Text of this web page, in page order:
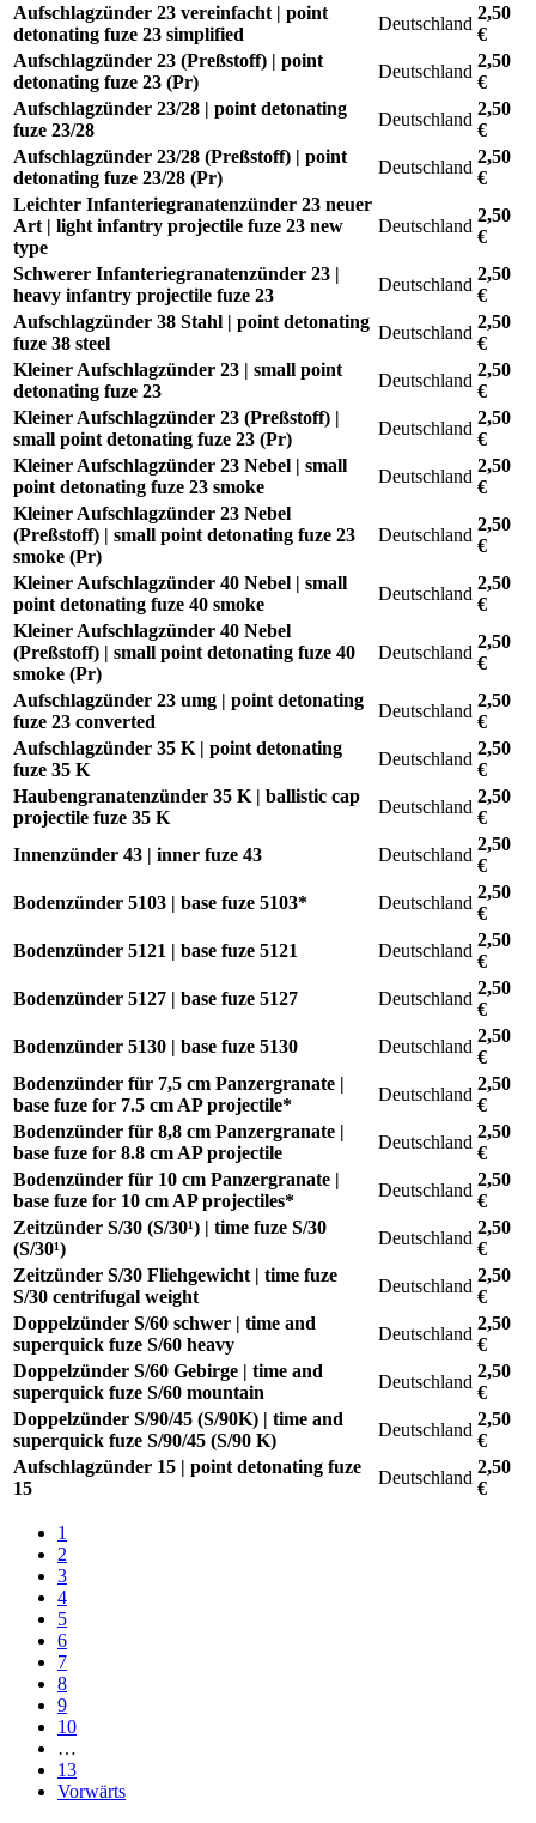
Aufschlagzünder 23 vereinfacht | point
detonating fuze 23 simplified
Deutschland
2,50
€
Aufschlagzünder 23 (Preßstoff) | point
detonating fuze 23 (Pr)
Deutschland
2,50
€
Aufschlagzünder 23/28 | point detonating
fuze 23/28
Deutschland
2,50
€
Aufschlagzünder 23/28 (Preßstoff) | point
detonating fuze 23/28 (Pr)
Deutschland
2,50
€
Leichter Infanteriegranatenzünder 23 neuer
Art | light infantry projectile fuze 23 new
type
Deutschland
2,50
€
Schwerer Infanteriegranatenzünder 23 |
heavy infantry projectile fuze 23
Deutschland
2,50
€
Aufschlagzünder 38 Stahl | point detonating
fuze 38 steel
Deutschland
2,50
€
Kleiner Aufschlagzünder 23 | small point
detonating fuze 23
Deutschland
2,50
€
Kleiner Aufschlagzünder 23 (Preßstoff) |
small point detonating fuze 23 (Pr)
Deutschland
2,50
€
Kleiner Aufschlagzünder 23 Nebel | small
point detonating fuze 23 smoke
Deutschland
2,50
€
Kleiner Aufschlagzünder 23 Nebel
(Preßstoff) | small point detonating fuze 23
smoke (Pr)
Deutschland
2,50
€
Kleiner Aufschlagzünder 40 Nebel | small
point detonating fuze 40 smoke
Deutschland
2,50
€
Kleiner Aufschlagzünder 40 Nebel
(Preßstoff) | small point detonating fuze 40
smoke (Pr)
Deutschland
2,50
€
Aufschlagzünder 23 umg | point detonating
fuze 23 converted
Deutschland
2,50
€
Aufschlagzünder 35 K | point detonating
fuze 35 K
Deutschland
2,50
€
Haubengranatenzünder 35 K | ballistic cap
projectile fuze 35 K
Deutschland
2,50
€
Innenzünder 43 | inner fuze 43
Deutschland
2,50
€
Bodenzünder 5103 | base fuze 5103*
Deutschland
2,50
€
Bodenzünder 5121 | base fuze 5121
Deutschland
2,50
€
Bodenzünder 5127 | base fuze 5127
Deutschland
2,50
€
Bodenzünder 5130 | base fuze 5130
Deutschland
2,50
€
Bodenzünder für 7,5 cm Panzergranate |
base fuze for 7.5 cm AP projectile*
Deutschland
2,50
€
Bodenzünder für 8,8 cm Panzergranate |
base fuze for 8.8 cm AP projectile
Deutschland
2,50
€
Bodenzünder für 10 cm Panzergranate |
base fuze for 10 cm AP projectiles*
Deutschland
2,50
€
Zeitzünder S/30 (S/30¹) | time fuze S/30
(S/30¹)
Deutschland
2,50
€
Zeitzünder S/30 Fliehgewicht | time fuze
S/30 centrifugal weight
Deutschland
2,50
€
Doppelzünder S/60 schwer | time and
superquick fuze S/60 heavy
Deutschland
2,50
€
Doppelzünder S/60 Gebirge | time and
superquick fuze S/60 mountain
Deutschland
2,50
€
Doppelzünder S/90/45 (S/90K) | time and
superquick fuze S/90/45 (S/90 K)
Deutschland
2,50
€
Aufschlagzünder 15 | point detonating fuze
15
Deutschland
2,50
€
1
2
3
4
5
6
7
8
9
10
…
13
Vorwärts